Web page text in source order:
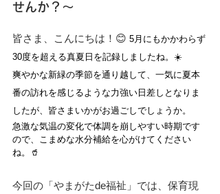
せんか？～
皆さま、こんにちは！😊 5月にもかかわらず
30度を超える真夏日を記録しましたね。☀️
爽やかな新緑の季節を通り越して、一気に夏本
番の訪れを感じるような力強い日差しとなりま
したが、皆さまいかがお過ごしでしょうか。
急激な気温の変化で体調を崩しやすい時期です
ので、こまめな水分補給を心がけてください
ね。🥤
今回の「やまがたde福祉」では、保育現